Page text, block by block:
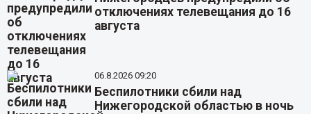
отключениях телевещания до 16
августа
06.8.2026 09:20
Беспилотники сбили над
Нижегородской областью в ночь